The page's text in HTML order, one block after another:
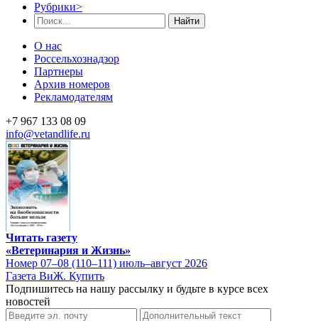
Рубрики>
Найти
О нас
Россельхознадзор
Партнеры
Архив номеров
Рекламодателям
+7 967 133 08 09
info@vetandlife.ru
Читать газету
«Ветеринария и Жизнь»
Номер 07–08 (110–111) июль–август 2026
Газета ВиЖ. Купить
Подпишитесь на нашу рассылку и будьте в курсе всех
новостей